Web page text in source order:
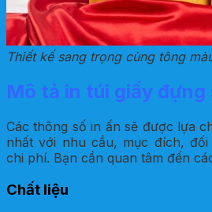
Thiết kế sang trọng cùng tông
Mô tả in túi giấy đựng
Các thông số in ấn sẽ được lựa
nhất với nhu cầu, mục đích,
chi phí. Bạn cần quan tâm đến
Chất liệu